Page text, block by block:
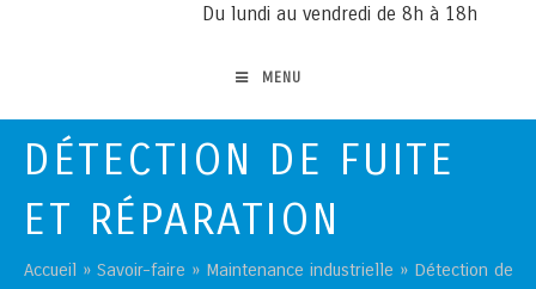
Du lundi au vendredi de 8h à 18h
MENU
DÉTECTION DE FUITE
ET RÉPARATION
Accueil » Savoir-faire » Maintenance industrielle » Détection de